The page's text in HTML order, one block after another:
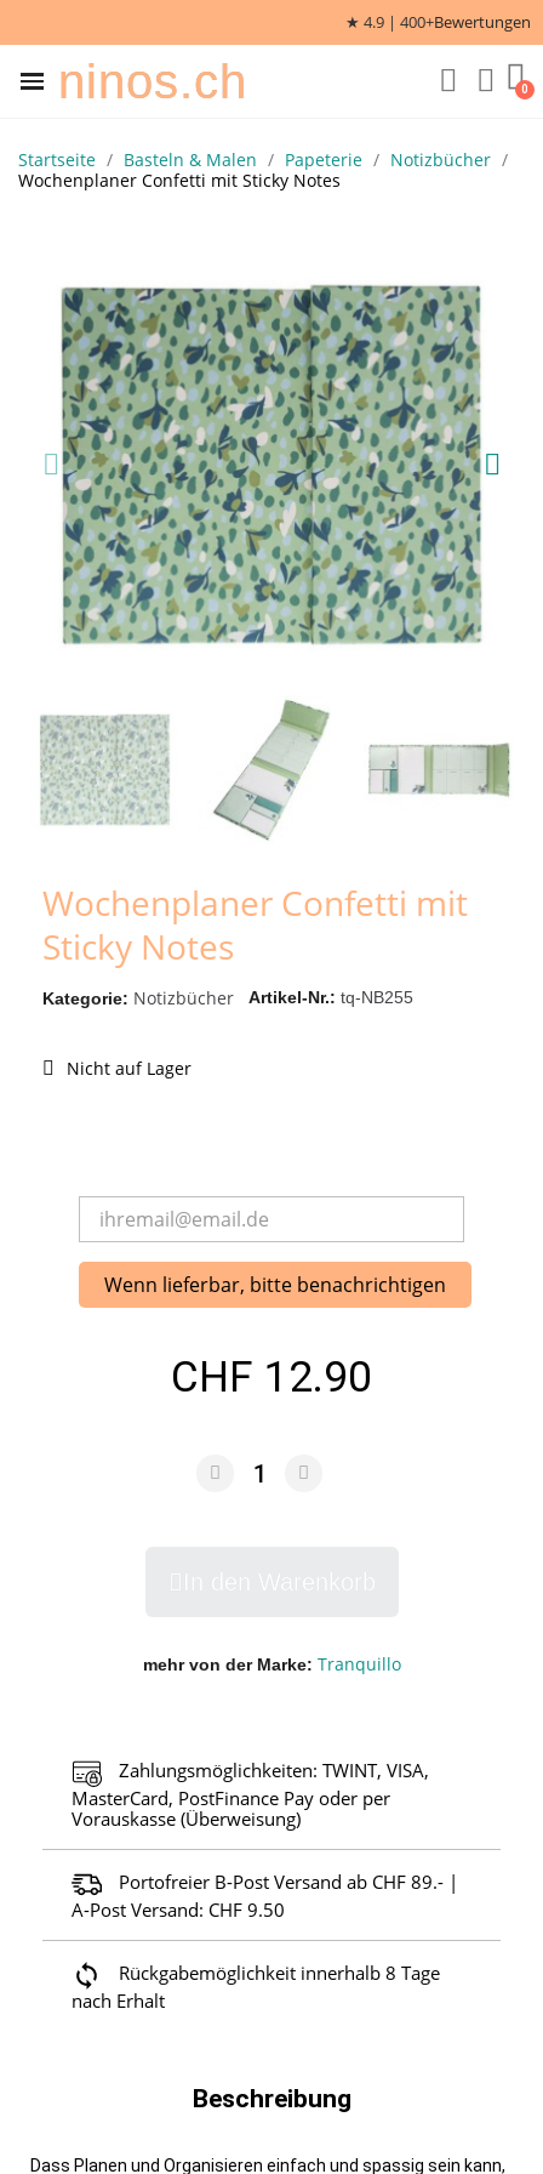
★ 4.9 | 400+Bewertungen
ninos.ch
Startseite Basteln & Malen Papeterie
Notizbücher
Wochenplaner Confetti mit Sticky Notes
Wochenplaner Confetti mit
Sticky Notes
Kategorie Notizbücher Artikel-Nr. tq-NB255
Nicht auf Lager
Wenn lieferbar, bitte benachrichtigen
CHF 12.90
mehr von der Marke Tranquillo
Zahlungsmöglichkeiten: TWINT, VISA,
MasterCard, PostFinance Pay oder per
Vorauskasse (Überweisung)
Portofreier B-Post Versand ab CHF 89.- |
A-Post Versand: CHF 9.50
Rückgabemöglichkeit innerhalb 8 Tage
nach Erhalt
Beschreibung
Dass Planen und Organisieren einfach und spassig sein kann,